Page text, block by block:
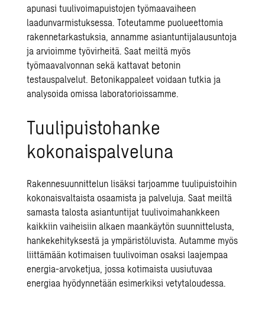
apunasi tuulivoimapuistojentyömaavaiheen
laadunvarmistuksessa. Toteutamme puolueettomia
rakennetarkastuksia, annamme asiantuntijalausuntoja
ja arvioimme työvirheitä. Saat meiltä myös
työmaavalvonnan sekä kattavat betonin
testauspalvelut. Betonikappaleet voidaan tutkia ja
analysoida omissa laboratorioissamme.
Tuulipuistohanke
kokonaispalveluna
Rakennesuunnittelun lisäksi tarjoamme tuulipuistoihin
kokonaisvaltaista osaamista ja palveluja. Saat meiltä
samasta talosta asiantuntijattuulivoimahankkeen
kaikkiin vaiheisiin alkaen maankäytön suunnittelusta,
hankekehityksestä ja ympäristöluvista. Autamme myös
liittämään kotimaisen tuulivoiman osaksi laajempaa
energia-arvoketjua, jossa kotimaista uusiutuvaa
energiaa hyödynnetään esimerkiksi vetytaloudessa.